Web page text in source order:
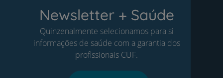
Newsletter + Saúde
Quinzenalmente selecionamos para si
informações de saúde com a garantia dos
profissionais CUF.